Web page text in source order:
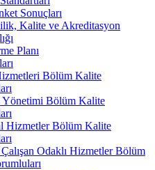
Sonuçları
Kalite ve Akreditasyon
Planı
Bölüm Kalite
Yönetimi Bölüm Kalite
Hizmetler Bölüm Kalite
Odaklı Hizmetler Bölüm